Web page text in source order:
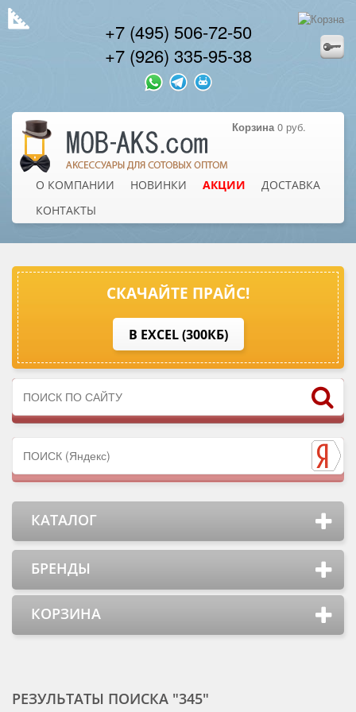
+7 (495) 506-72-50
+7 (926) 335-95-38
Корзина 0 руб.
О КОМПАНИИ НОВИНКИ АКЦИИ
ДОСТАВКА
КОНТАКТЫ
СКАЧАЙТЕ ПРАЙС!
В EXCEL (300КБ)
КАТАЛОГ
БРЕНДЫ
КОРЗИНА
РЕЗУЛЬТАТЫ ПОИСКА "345"